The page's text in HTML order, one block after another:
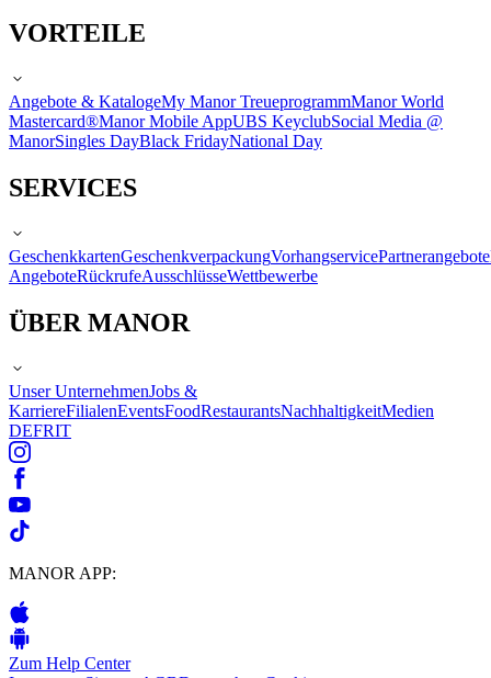
VORTEILE
Angebote & KatalogeMy Manor TreueprogrammManor World
Mastercard®Manor Mobile AppUBS KeyclubSocial Media @
ManorSingles DayBlack FridayNational Day
SERVICES
GeschenkkartenGeschenkverpackungVorhangservicePartnerangebote
AngeboteRückrufeAusschlüsseWettbewerbe
ÜBER MANOR
Unser UnternehmenJobs &
KarriereFilialenEventsFoodRestaurantsNachhaltigkeitMedien
DEFRIT
MANOR APP:
Zum Help Center